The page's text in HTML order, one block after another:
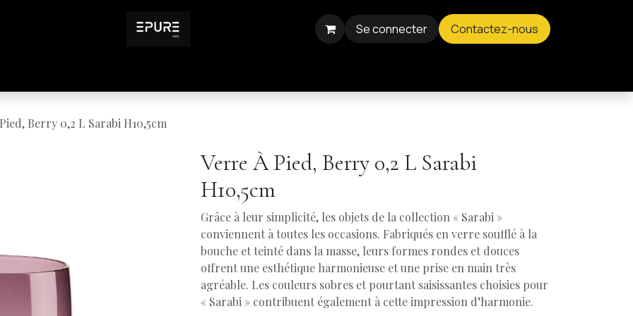
Se connecter Contactez-nous
Berry 0,2 L Sarabi H10,5cm
Verre À Pied, Berry 0,2 L Sarabi
H10,5cm
Grâce à leur simplicité, les objets de la collection « Sarabi »
conviennent à toutes les occasions. Fabriqués en verre soufflé à la
bouche et teinté dans la masse, leurs formes rondes et douces
offrent une esthétique harmonieuse et une prise en main très
agréable. Les couleurs sobres et pourtant saisissantes choisies pour
« Sarabi » contribuent également à cette impression d’harmonie.